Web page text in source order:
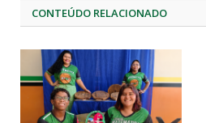
CONTEÚDO RELACIONADO